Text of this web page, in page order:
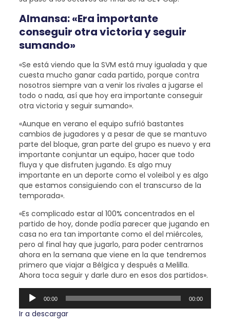
Almansa: «Era importante
conseguir otra victoria y seguir
sumando»
«Se está viendo que la SVM está muy igualada y que
cuesta mucho ganar cada partido, porque contra
nosotros siempre van a venir los rivales a jugarse el
todo o nada, así que hoy era importante conseguir
otra victoria y seguir sumando».
«Aunque en verano el equipo sufrió bastantes
cambios de jugadores y a pesar de que se mantuvo
parte del bloque, gran parte del grupo es nuevo y era
importante conjuntar un equipo, hacer que todo
fluya y que disfruten jugando. Es algo muy
importante en un deporte como el voleibol y es algo
que estamos consiguiendo con el transcurso de la
temporada».
«Es complicado estar al 100% concentrados en el
partido de hoy, donde podía parecer que jugando en
casa no era tan importante como el del miércoles,
pero al final hay que jugarlo, para poder centrarnos
ahora en la semana que viene en la que tendremos
primero que viajar a Bélgica y después a Melilla.
Ahora toca seguir y darle duro en esos dos partidos».
Reproductor
audio
00:00 00:00
Ir a descargar